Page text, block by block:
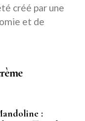
créé par une
et de
: